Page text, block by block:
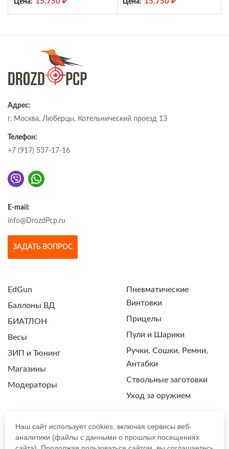
Цена: Цена:
Адрес:
г. Москва, Люберцы, Котельнический проезд 13
Телефон:
+7 (917) 537-17-16
E-mail:
info@DrozdPcp.ru
ЗАДАТЬ ВОПРОС
EdGun
Баллоны ВД
БИАТЛОН
Весы
ЗИП и Тюнинг
Магазины
Модераторы
Пневматические
Винтовки
Прицелы
Пули и Шарики
Ручки, Сошки, Ремни,
Антабки
Ствольные заготовки
Уход за оружием
ПОЛИТИКА КОНФИДЕНЦИАЛЬНОСТИ
Наш сайт использует cookies, включая сервисы веб-
аналитики (файлы с данными о прошлых посещениях